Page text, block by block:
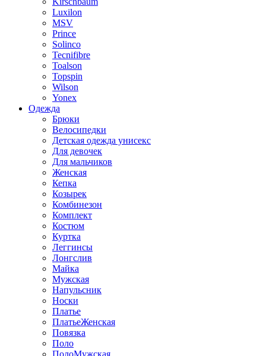
Luxilon
MSV
Prince
Solinco
Tecnifibre
Toalson
Topspin
Wilson
Yonex
Одежда
Брюки
Велосипедки
Детская одежда унисекс
Для девочек
Для мальчиков
Женская
Кепка
Козырек
Комбинезон
Комплект
Костюм
Куртка
Леггинсы
Лонгслив
Майка
Мужская
Напульсник
Носки
Платье
ПлатьеЖенская
Повязка
Поло
ПолоМужская